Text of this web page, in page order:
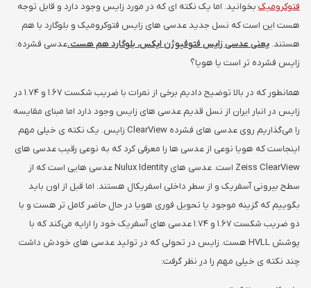
فتوکرومیک بخوانید. اما یک نکته ای که در مورد زایس وجود دارد و قابل توجه
هست این است که نسل جدید عدسی های زایس فتوکرومیک و بلوگارد با هم
هستند. یعنی عدسی زایس فتوفیوژن ایکس، بلوگارد هم هست.عدسی فشرده:
زایس فشرده تر است یا هویا؟
همانطور که در بالا توضیح دادیم برخی از نمرات با ضریب شکست 1.67 و 1.74 در
زایس در انبار ایران از نسل قدیم عدسی های زایس وجود دارد اما مبنای مقایسه
را می‌گذاریم روی عدسی های فشرده ClearView زایس. یک نکته ی خیلی مهم
اینجاست که هویا نوعی از عدسی ها را معرفی کرد که به نوعی رقیب عدسی های
Zeiss ClearView است. عدسی های Nulux Identity عدسی هایی است که از
سطح بیرونی آسفریک و از سطر داخلی اسفریکال هستند. اما قبل از اون باید
بگوییم که گزینه موجود یا تحویل فوری هویا در حال حاضر کامل تر هست و با
دو ضریب شکست 1.67 و 1.74 عدسی های آسفریک خود را ارایه می‌کند که با
پوشش HVLL هست. زایس در تحولی که در تولید عدسی های خودش داشت
چند نکته ی خیلی مهم را در نظر گرفت: